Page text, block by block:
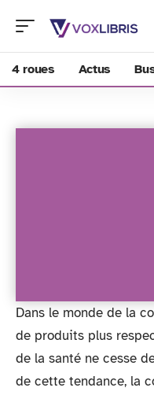
4 roues Actus
Dans le monde de la
de produits plus
de la santé ne cesse
de cette tendance, la